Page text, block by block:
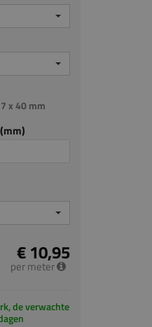
x 40 mm
€ 10,95
per meter
de verwachte